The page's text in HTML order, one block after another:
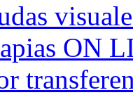
ON